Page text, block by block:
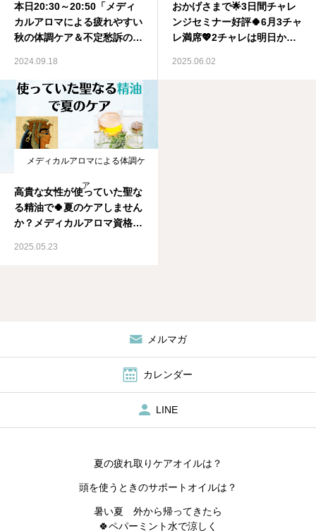
本日20:30～20:50「メディ
カルアロマによる疲れやすい
秋の体調ケア＆不定愁訴のケ
タライブでお話しします！❣️
メディカルアロマ資格取得ス
クール IMA国際メディカル
アロマ協会
2024.09.18
おかげさまで🌟3日間チャレ
ンジセミナー好評🍀6月3チャ
レ満席💖2チャレは明日から
2025.06.02
メディカルアロマによる体調ケ
ア
高貴な女性が使っていた聖な
る精油で🍀夏のケアしません
か？メディカルアロマ資格取
2025.05.23
メルマガ
カレンダー
LINE
夏の疲れ取りケアオイルは？
頭を使うときのサポートオイルは？
暑い夏 外から帰ってきたら
🍀ペパーミント水で涼しく